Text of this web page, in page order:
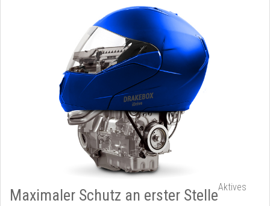
Maximaler Schutz an erster StelleAktives